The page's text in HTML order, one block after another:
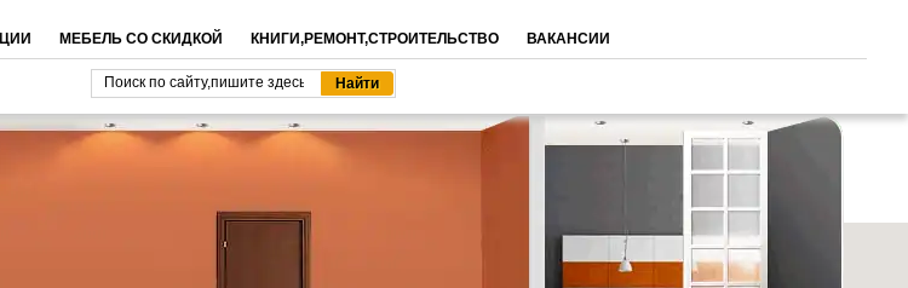
МЕБЕЛЬ СО СКИДКОЙ КНИГИ,РЕМОНТ,СТРОИТЕЛЬСТВО ВАКАНСИИ